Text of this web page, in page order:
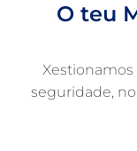
O teu
seguridade,